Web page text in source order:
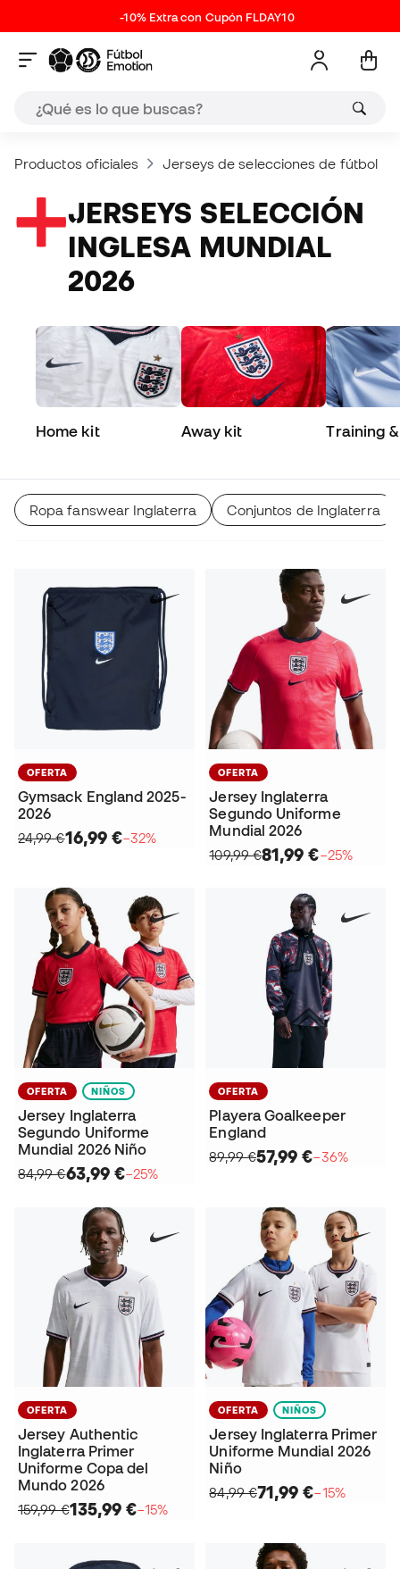
-10% Extra con Cupón FLDAY10
Productos oficiales Jerseys de selecciones de fútbol
JERSEYS SELECCIÓN
INGLESA MUNDIAL
2026
Home kit Away kit
Training
Ropa fanswear Inglaterra Conjuntos de Inglaterra
OFERTA
Gymsack England 2025-
2026
24,99 €16,99 €−32%
OFERTA
Jersey Inglaterra
Segundo Uniforme
Mundial 2026
109,99 €81,99 €−25%
OFERTA NIÑOS
Jersey Inglaterra
Segundo Uniforme
Mundial 2026 Niño
84,99 €63,99 €−25%
OFERTA
Playera Goalkeeper
England
89,99 €57,99 €−36%
OFERTA
Jersey Authentic
Inglaterra Primer
Uniforme Copa del
Mundo 2026
159,99 €135,99 €−15%
OFERTA NIÑOS
Jersey Inglaterra Primer
Uniforme Mundial 2026
Niño
84,99 €71,99 €−15%